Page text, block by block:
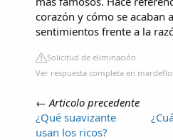
corazón y cómo se acaban
sentimientos frente a la
Solicitud de eliminación
Ver respuesta completa en
← Articolo precedente
¿Qué suavizante
usan los ricos?